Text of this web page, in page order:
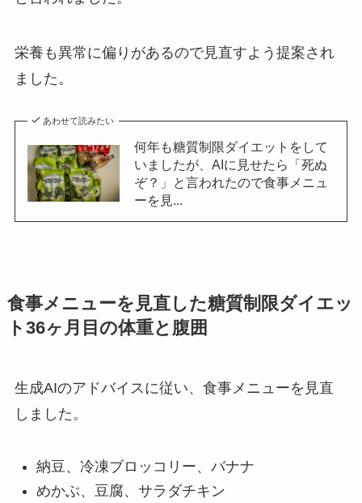
栄養も異常に偏りがあるので見直すよう提案され
ました。
あわせて読みたい
何年も糖質制限ダイエットをして
いましたが、AIに見せたら「死ぬ
ぞ？」と言われたので食事メニュ
ーを見...
食事メニューを見直した糖質制限ダイエッ
ト36ヶ月目の体重と腹囲
生成AIのアドバイスに従い、食事メニューを見直
しました。
納豆、冷凍ブロッコリー、バナナ
めかぶ、豆腐、サラダチキン